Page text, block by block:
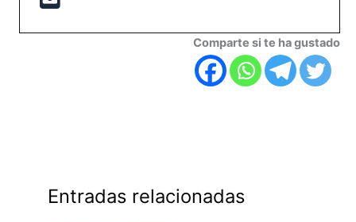
Comparte si te ha gustado
Entradas relacionadas